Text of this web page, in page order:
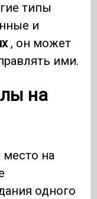
типы
и
, он может
ими.
на
место на
одного